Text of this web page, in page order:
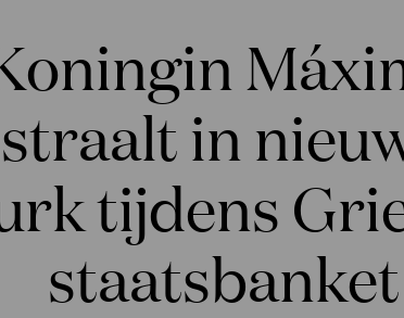
straalt in
tijdens
staatsbanket